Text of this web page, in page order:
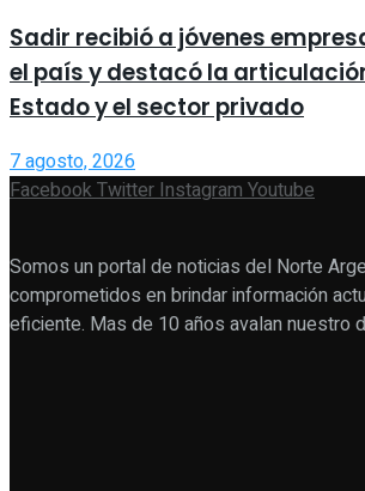
Sadir recibió a jóvenes
el país y destacó la
Estado y el sector privado
7 agosto, 2026
FacebookTwitterInstagramYoutube
Somos un portal de noticias del Norte
comprometidos en brindar información
eficiente. Mas de 10 años avalan nuestro